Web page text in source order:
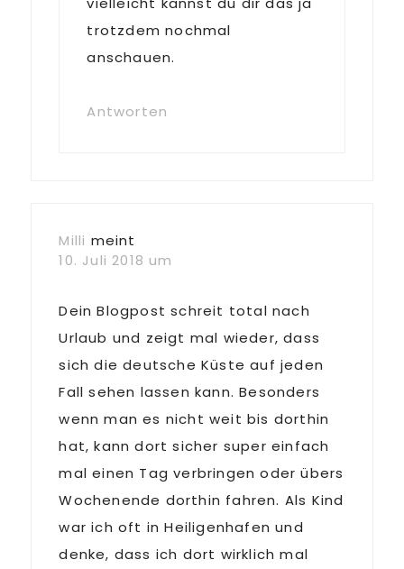
trotzdem nochmal
anschauen.
Antworten
Milli meint
10. Juli 2018 um
Dein Blogpost schreit total nach
Urlaub und zeigt mal wieder, dass
sich die deutsche Küste auf jeden
Fall sehen lassen kann. Besonders
wenn man es nicht weit bis dorthin
hat, kann dort sicher super einfach
mal einen Tag verbringen oder übers
Wochenende dorthin fahren. Als Kind
war ich oft in Heiligenhafen und
denke, dass ich dort wirklich mal